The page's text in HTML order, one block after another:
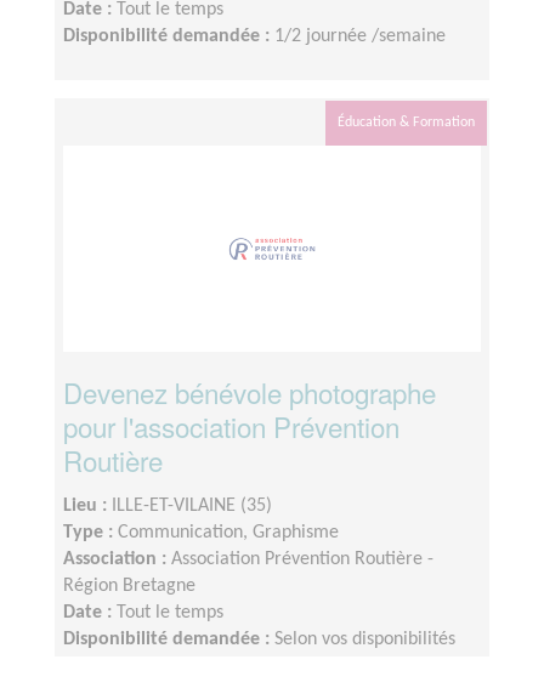
Date :
Tout le temps
Disponibilité demandée : 1/2 journée /semaine
Éducation & Formation
Devenez bénévole photographe
pour l'association Prévention
Routière
Lieu :
ILLE-ET-VILAINE (35)
Type : Communication, Graphisme
Association : Association Prévention Routière -
Région Bretagne
Date :
Tout le temps
Disponibilité demandée : Selon vos disponibilités